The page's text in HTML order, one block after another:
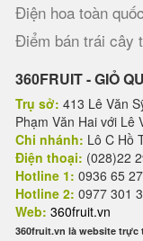
Điện hoa toàn quốc
Điểm bán trái cây
360FRUIT - GIỎ
Trụ sở: 413 Lê Văn
Phạm Văn Hai với Lê
Chi nhánh: Lô C Hồ
Điện thoại: (028)22
Hotline 1: 0936 65
Hotline 2: 0977 301
Web: 360fruit.vn
360fruit.vn là website trực